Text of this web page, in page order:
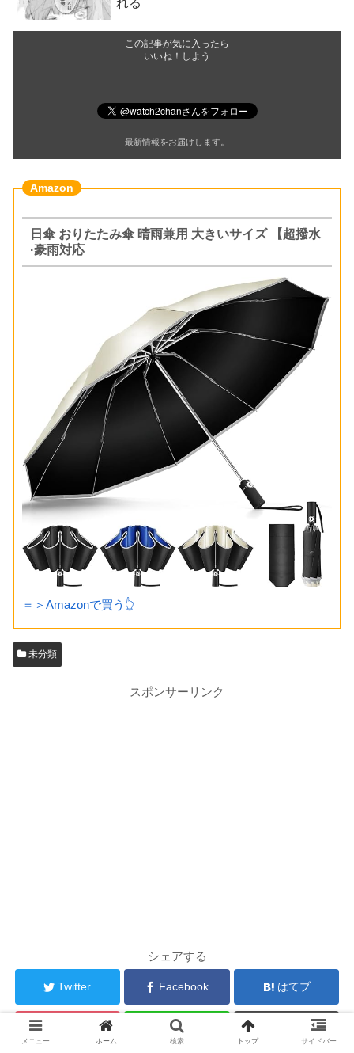
れる
この記事が気に入ったら
いいね！しよう
最新情報をお届けします。
日傘 おりたたみ傘 晴雨兼用 大きいサイズ 【超撥水
·豪雨対応
＝＞Amazonで買う👆
未分類
スポンサーリンク
シェアする
Twitter Facebook はてブ
LINE
メニュー ホーム 検索 トップ サイドバー